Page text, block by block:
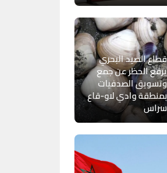
قطاع الصيد البحري
يرفع الحظر عن جمع
وتسويق الصدفيات
بمنطقة وادي لاو-قاع
سراس